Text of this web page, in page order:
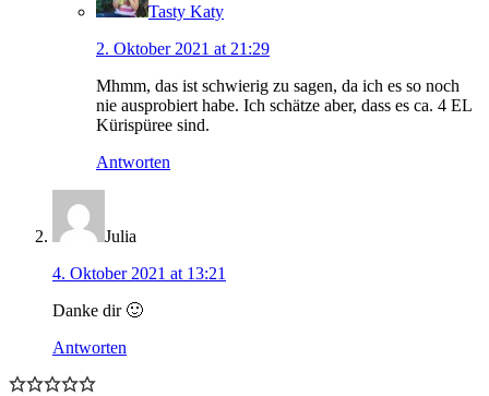
Tasty Katy
2. Oktober 2021 at 21:29
Mhmm, das ist schwierig zu sagen, da ich es so noch
nie ausprobiert habe. Ich schätze aber, dass es ca. 4 EL
Kürispüree sind.
Antworten
Julia
4. Oktober 2021 at 13:21
Danke dir 🙂
Antworten